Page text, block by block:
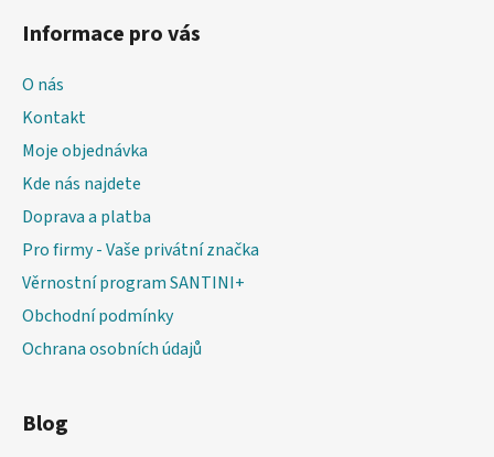
Informace pro vás
O nás
Kontakt
Moje objednávka
Kde nás najdete
Doprava a platba
Pro firmy - Vaše privátní značka
Věrnostní program SANTINI+
Obchodní podmínky
Ochrana osobních údajů
Blog